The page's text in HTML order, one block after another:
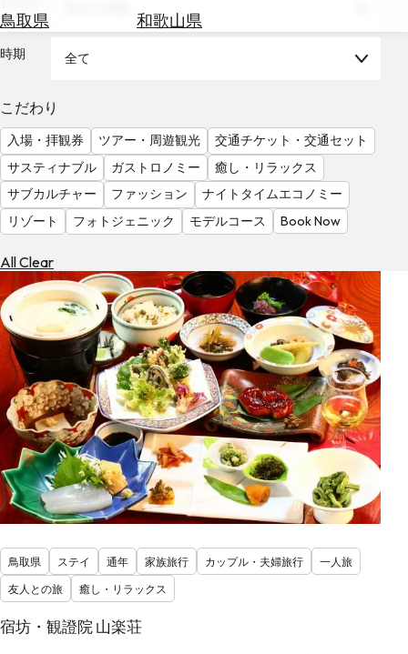
鳥取県
和歌山県
を
調
べ
る
天
気
を
見
る
時期 全て
こだわり
入場・拝観券 ツアー・周遊観光
交通チケット・交通セット
サスティナブル
ガストロノミー
癒し・リラックス
サブカルチャー
ファッション
ナイトタイムエコノミー
リゾート
フォトジェニック モデルコース Book Now
All Clear
鳥取県 ステイ 通年 家族旅行 カップル・夫婦旅行
一人旅
友人との旅
癒し・リラックス
宿坊・観證院 山楽荘